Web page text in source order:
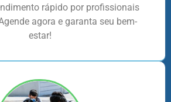
rápido por profissionais
agora e garanta seu bem-
estar!